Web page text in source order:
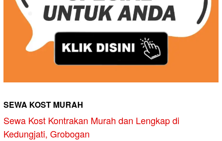
SEWA KOST MURAH
Sewa Kost Kontrakan Murah dan Lengkap di
Kedungjati, Grobogan